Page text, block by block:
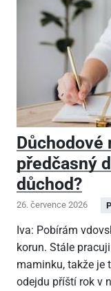
Důchodové
předčasný
důchod?
26. července 2026
Iva: Pobírám
korun. Stále
maminku, takže je
odejdu příští rok v